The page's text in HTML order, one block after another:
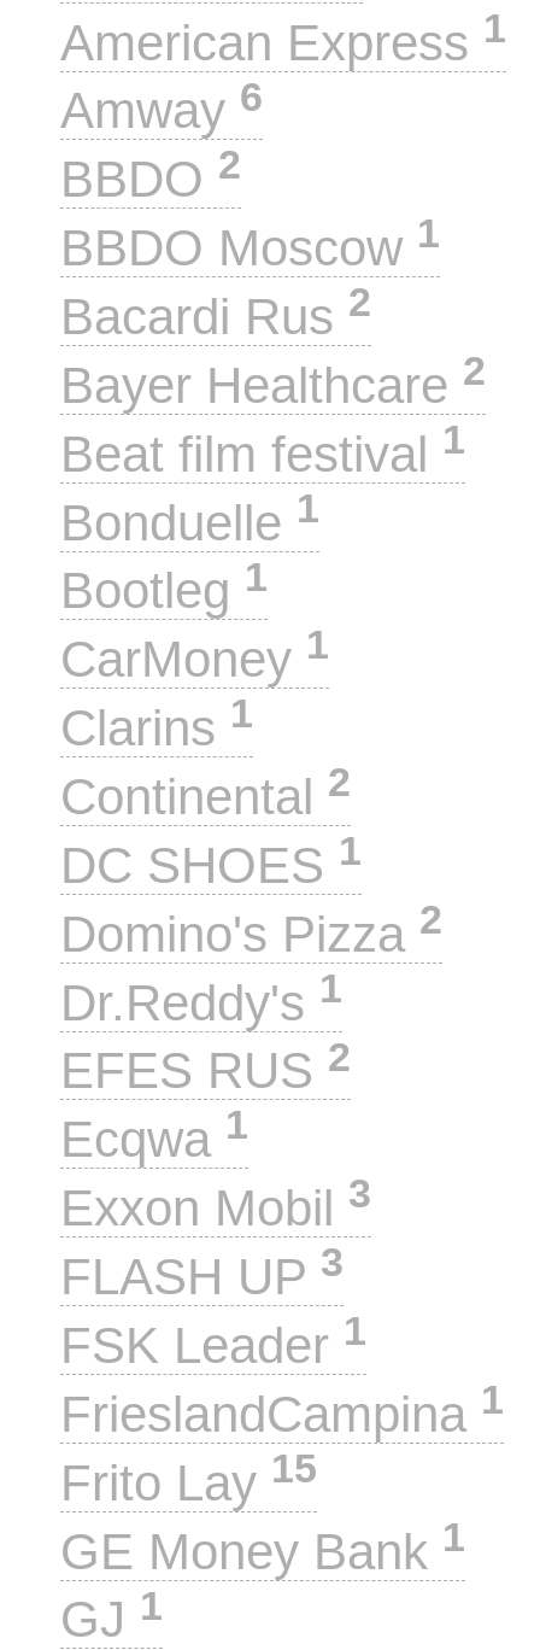
American Express 1
Amway 6
BBDO 2
BBDO Moscow 1
Bacardi Rus 2
Bayer Healthcare 2
Beat film festival 1
Bonduelle 1
Bootleg 1
CarMoney 1
Clarins 1
Continental 2
DC SHOES 1
Domino's Pizza 2
Dr.Reddy's 1
EFES RUS 2
Ecqwa 1
Exxon Mobil 3
FLASH UP 3
FSK Leader 1
FrieslandCampina 1
Frito Lay 15
GE Money Bank 1
GJ 1